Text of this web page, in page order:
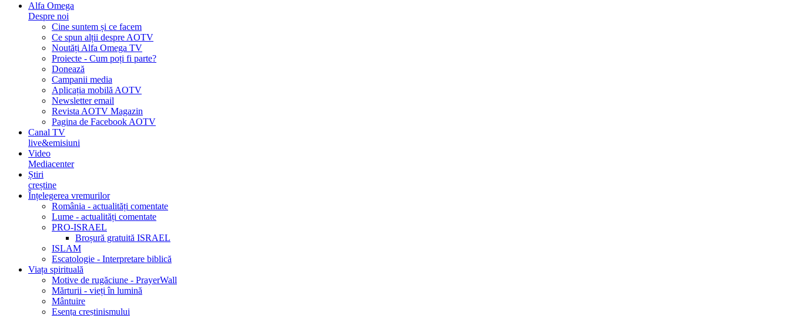
Alfa Omega
Despre noi
Cine suntem și ce facem
Ce spun alții despre AOTV
Noutăți Alfa Omega TV
Proiecte - Cum poți fi parte?
Donează
Campanii media
Aplicația mobilă AOTV
Newsletter email
Revista AOTV Magazin
Pagina de Facebook AOTV
Canal TV
live&emisiuni
Video
Mediacenter
Știri
creștine
Înțelegerea vremurilor
România - actualități comentate
Lume - actualități comentate
PRO-ISRAEL
Broșură gratuită ISRAEL
ISLAM
Escatologie - Interpretare biblică
Viața spirituală
Motive de rugăciune - PrayerWall
Mărturii - vieți în lumină
Mântuire
Esența creștinismului